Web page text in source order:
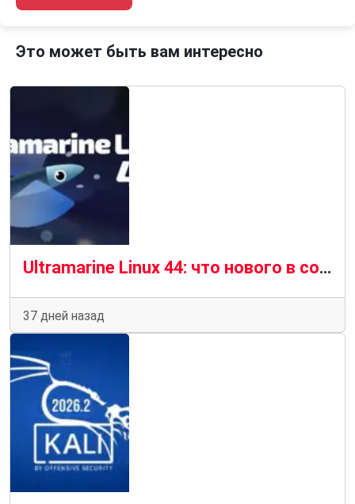
Это может быть вам интересно
Ultramarine Linux 44: что нового в современном дистрибутиве на базе Fedora 44
37 дней назад